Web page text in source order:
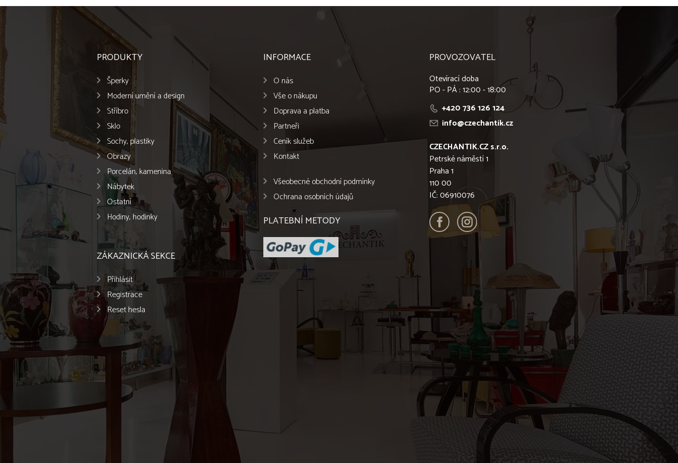
PRODUKTY
Šperky
Moderní umění a design
Stříbro
Sklo
Sochy, plastiky
Obrazy
Porcelán, kamenina
Nábytek
Ostatní
Hodiny, hodinky
ZÁKAZNICKÁ SEKCE
Přihlásit
Registrace
Reset hesla
INFORMACE
O nás
Vše o nákupu
Doprava a platba
Partneři
Ceník služeb
Kontakt
Všeobecné obchodní podmínky
Ochrana osobních údajů
PLATEBNÍ METODY
PROVOZOVATEL
Otevírací doba
PO - PÁ : 12:00 - 18:00
+420 736 126 124
info@czechantik.cz
CZECHANTIK.CZ s.r.o.
Petrské náměstí 1
Praha 1
110 00
IČ: 06910076